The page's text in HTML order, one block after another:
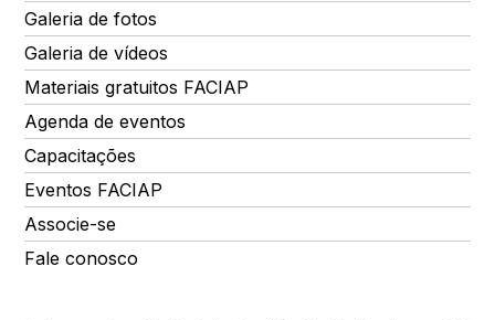
Galeria de fotos
Galeria de vídeos
Materiais gratuitos FACIAP
Agenda de eventos
Capacitações
Eventos FACIAP
Associe-se
Fale conosco